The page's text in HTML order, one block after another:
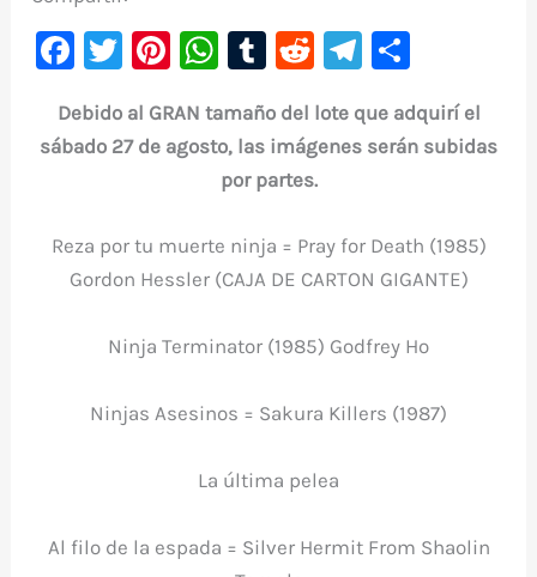
F
c
e
o
o
T
it
te
Pi
er
e
W
at
s
A
p
p
T
m
bl
R
d
di
Te
gr
a
m
p
ti
r
Debido al GRAN tamaño del lote que adquirí el
sábado 27 de agosto, las imágenes serán subidas
por partes.
Reza por tu muerte ninja = Pray for Death (1985)
Gordon Hessler (CAJA DE CARTON GIGANTE)
Ninja Terminator (1985) Godfrey Ho
Ninjas Asesinos = Sakura Killers (1987)
La última pelea
Al filo de la espada = Silver Hermit From Shaolin